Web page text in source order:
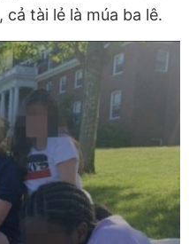
tài lẻ là múa ba lê.